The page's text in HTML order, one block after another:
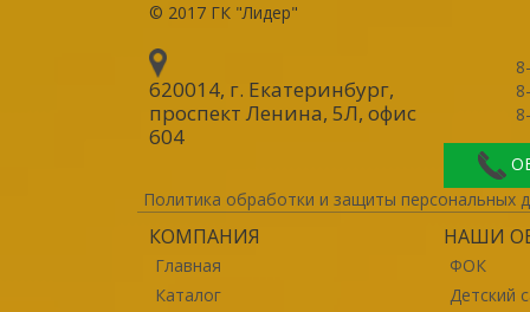
© 2017 ГК "Лидер"
620014, г. Екатеринбург,
проспект Ленина, 5Л, офис
604
Политика обработки и защиты персональных
КОМПАНИЯ
Главная
Каталог
НАШИ
ФОК
Детский